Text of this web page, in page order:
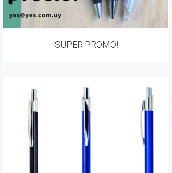
!SUPER PROMO!